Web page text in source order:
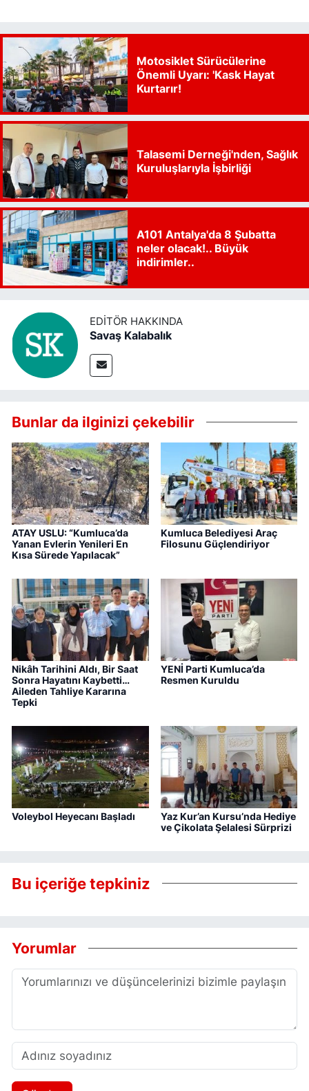
Motosiklet Sürücülerine
Önemli Uyarı: 'Kask Hayat
Kurtarır!
Talasemi Derneği'nden, Sağlık
Kuruluşlarıyla İşbirliği
A101 Antalya'da 8 Şubatta
neler olacak!.. Büyük
indirimler..
EDITÖR HAKKINDA
Savaş Kalabalık
Bunlar da ilginizi çekebilir
ATAY USLU: “Kumluca’da
Yanan Evlerin Yenileri En
Kısa Sürede Yapılacak”
Kumluca Belediyesi Araç
Filosunu Güçlendiriyor
Nikâh Tarihini Aldı, Bir Saat
Sonra Hayatını Kaybetti…
Aileden Tahliye Kararına
Tepki
YENİ Parti Kumluca’da
Resmen Kuruldu
Voleybol Heyecanı Başladı
Yaz Kur’an Kursu’nda Hediye
ve Çikolata Şelalesi Sürprizi
Bu içeriğe tepkiniz
Yorumlar